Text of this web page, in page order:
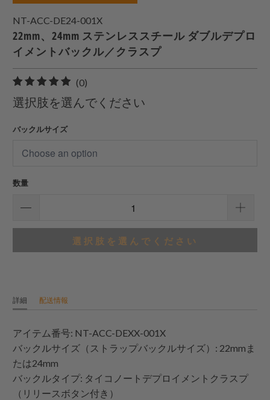
NT-ACC-DE24-001X
22mm、24mm ステンレススチール ダブルデプロ
イメントバックル／クラスプ
(0)
合
計
ュ
選択肢を選んでください
バックルサイズ
数量
選択肢を選んでください
詳細 配送情報
アイテム番号: NT-ACC-DEXX-001X
バックルサイズ（ストラップバックルサイズ）: 22mmま
たは24mm
バックルタイプ: タイコノートデプロイメントクラスプ
（リリースボタン付き）